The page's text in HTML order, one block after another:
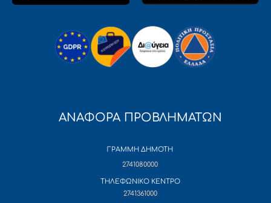
ΑΝΑΦΟΡΑ ΠΡΟΒΛΗΜΑΤΩΝ
ΓΡΑΜΜΗ ΔΗΜΟΤΗ
2741080000
ΤΗΛΕΦΩΝΙΚΟ ΚΕΝΤΡΟ
2741361000